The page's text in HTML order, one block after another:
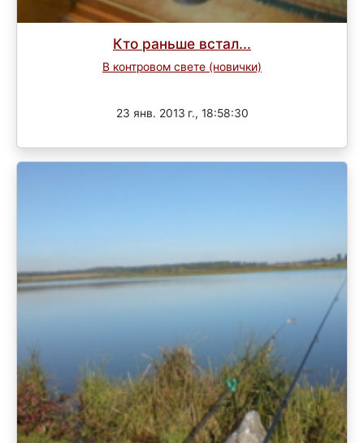
Кто раньше встал...
В контровом свете (новички)
23 янв. 2013 г., 18:58:30